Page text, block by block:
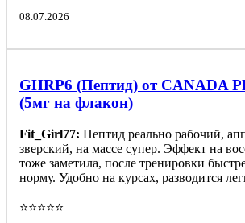
08.07.2026
GHRP6 (Пептид) от CANADA
(5мг на флакон)
Fit_Girl77: Пептид реально рабочий,
зверский, на массе супер. Эффект на
тоже заметила, после тренировки
норму. Удобно на курсах, разводится
⭐️⭐️⭐️⭐️⭐️